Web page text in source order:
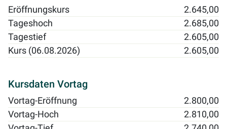
Eröffnungskurs
2.645,00
Tageshoch
2.685,00
Tagestief
2.605,00
Kurs (06.08.2026)
2.605,00
Kursdaten Vortag
Vortag-Eröffnung
2.800,00
Vortag-Hoch
2.810,00